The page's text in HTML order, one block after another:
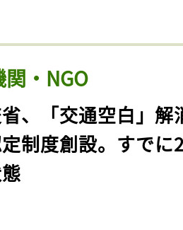
・NGO
省、「交通空白」解
制度創設。すでに